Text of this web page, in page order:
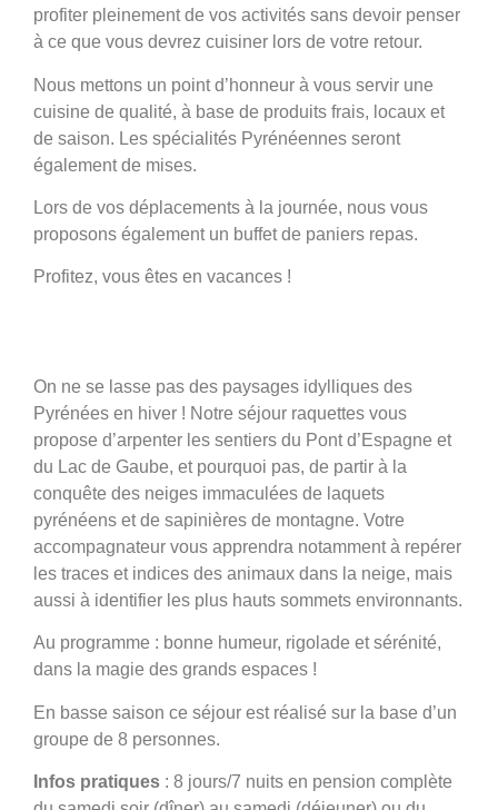
profiter pleinement de vos activités sans devoir penser
à ce que vous devrez cuisiner lors de votre retour.
Nous mettons un point d’honneur à vous servir une
cuisine de qualité, à base de produits frais, locaux et
de saison. Les spécialités Pyrénéennes seront
également de mises.
Lors de vos déplacements à la journée, nous vous
proposons également un buffet de paniers repas.
Profitez, vous êtes en vacances !
Séjour raquettes
Infos et programme
On ne se lasse pas des paysages idylliques des
Pyrénées en hiver ! Notre séjour raquettes vous
propose d’arpenter les sentiers du Pont d’Espagne et
du Lac de Gaube, et pourquoi pas, de partir à la
conquête des neiges immaculées de laquets
pyrénéens et de sapinières de montagne. Votre
accompagnateur vous apprendra notamment à repérer
les traces et indices des animaux dans la neige, mais
aussi à identifier les plus hauts sommets environnants.
Au programme : bonne humeur, rigolade et sérénité,
dans la magie des grands espaces !
En basse saison ce séjour est réalisé sur la base d’un
groupe de 8 personnes.
Infos pratiques : 8 jours/7 nuits en pension complète